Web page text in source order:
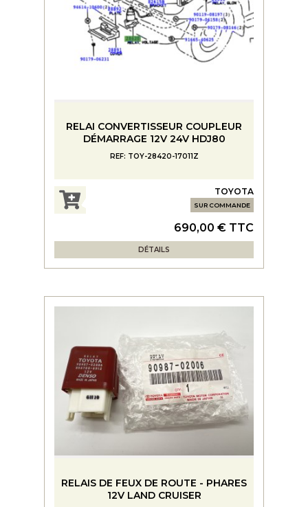
RELAI CONVERTISSEUR COUPLEUR
DÉMARRAGE 12V 24V HDJ80
REF: TOY-28420-17011Z
TOYOTA
SUR COMMANDE
690,00 € TTC
DÉTAILS
RELAIS DE FEUX DE ROUTE - PHARES
12V LAND CRUISER